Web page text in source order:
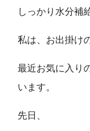
しっかり水分補
私は、お出掛け
最近お気に入り
います。
先日、